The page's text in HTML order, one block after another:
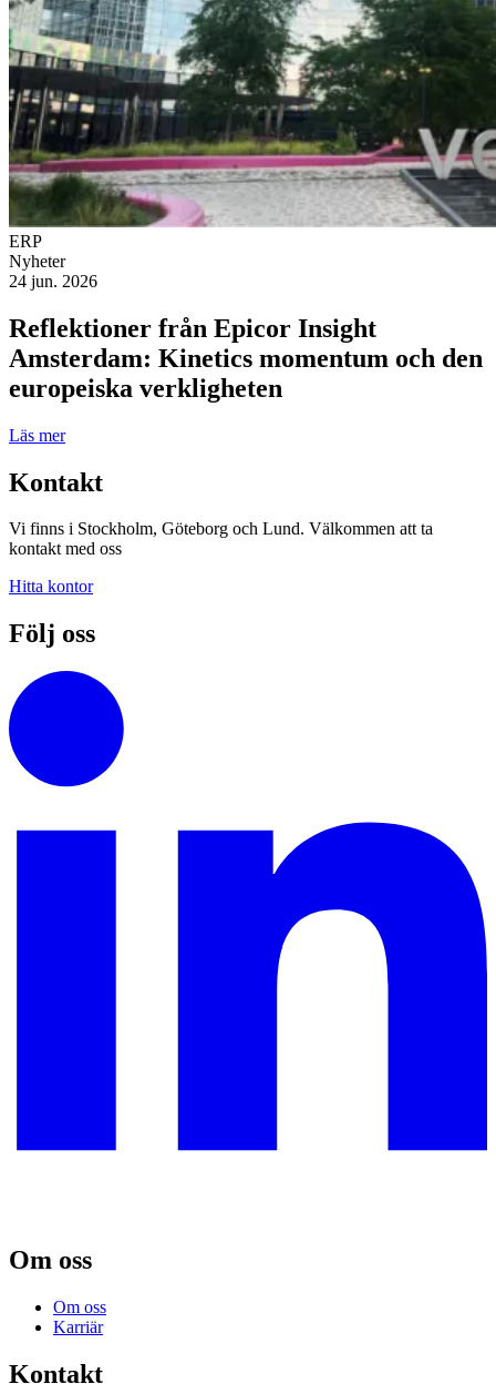
ERP
Nyheter
24 jun. 2026
Reflektioner från Epicor Insight
Amsterdam: Kinetics momentum och den
europeiska verkligheten
Läs mer
Kontakt
Vi finns i Stockholm, Göteborg och Lund. Välkommen att ta
kontakt med oss
Hitta kontor
Följ oss
Om oss
Om oss
Karriär
Kontakt